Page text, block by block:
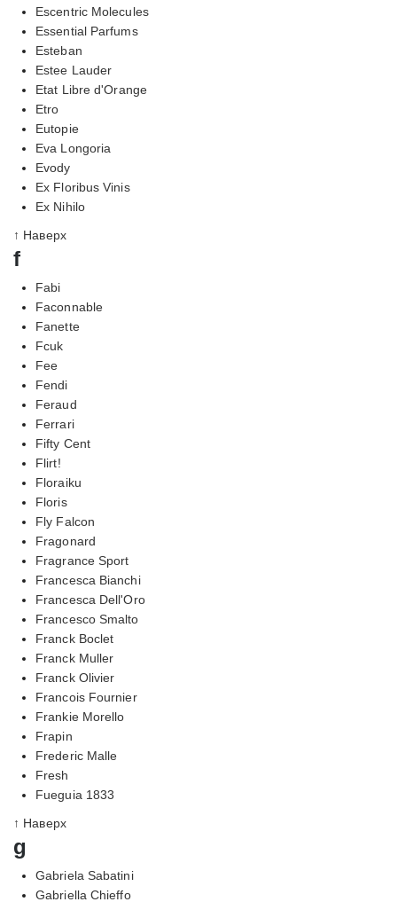
Escentric Molecules
Essential Parfums
Esteban
Estee Lauder
Etat Libre d'Orange
Etro
Eutopie
Eva Longoria
Evody
Ex Floribus Vinis
Ex Nihilo
↑ Наверх
f
Fabi
Faconnable
Fanette
Fcuk
Fee
Fendi
Feraud
Ferrari
Fifty Cent
Flirt!
Floraiku
Floris
Fly Falcon
Fragonard
Fragrance Sport
Francesca Bianchi
Francesca Dell'Oro
Francesco Smalto
Franck Boclet
Franck Muller
Franck Olivier
Francois Fournier
Frankie Morello
Frapin
Frederic Malle
Fresh
Fueguia 1833
↑ Наверх
g
Gabriela Sabatini
Gabriella Chieffo